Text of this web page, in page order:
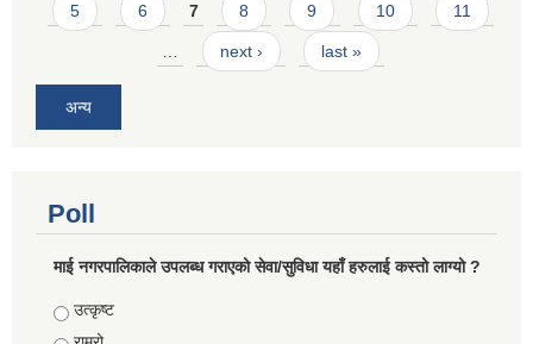
5 6 7 8 9 10 11
… next › last »
अन्य
Poll
माई नगरपालिकाले उपलब्ध गराएको सेवा/सुविधा यहाँ हरुलाई कस्तो लाग्यो ?
Choices
उत्कृष्ट